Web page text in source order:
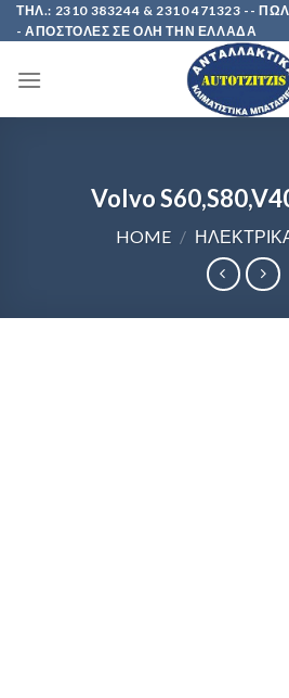
Skip
to
ΤΗΛ.: 2310 383244 & 2310 471323 --
- ΑΠΟΣΤΟΛΕΣ ΣΕ ΟΛΗ ΤΗΝ ΕΛΛΑΔΑ
Volvo
HOME /